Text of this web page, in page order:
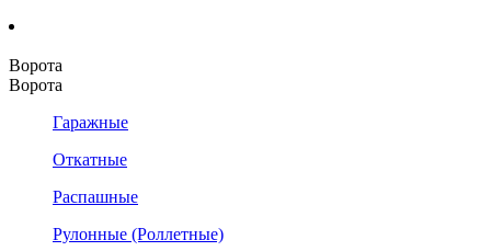
Ворота
Ворота
Гаражные
Откатные
Распашные
Рулонные (Роллетные)